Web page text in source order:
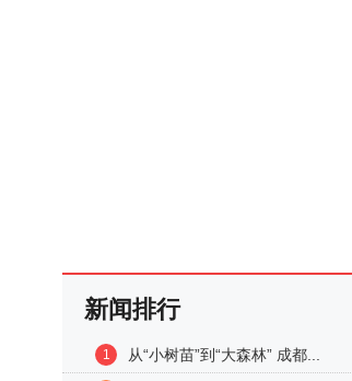
新闻排行
1 从“小树苗”到“大森林” 成都...